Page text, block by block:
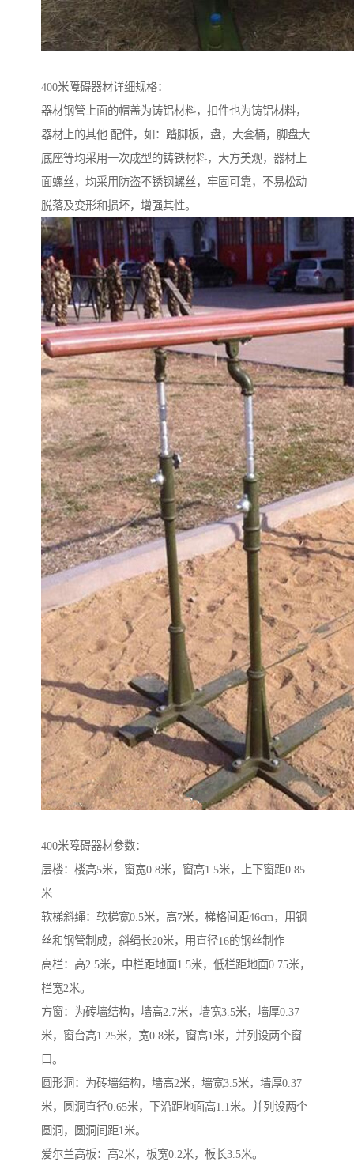
400米障碍器材详细规格：
器材钢管上面的帽盖为铸铝材料，扣件也为铸铝材料，
器材上的其他 配件，如：踏脚板，盘，大套桶，脚盘大
底座等均采用一次成型的铸铁材料，大方美观，器材上
面螺丝，均采用防盗不锈钢螺丝，牢固可靠，不易松动
脱落及变形和损坏，增强其性。
400米障碍器材参数：
层楼：楼高5米，窗宽0.8米，窗高1.5米，上下窗距0.85
米
软梯斜绳：软梯宽0.5米，高7米，梯格间距46cm，用钢
丝和钢管制成，斜绳长20米，用直径16的钢丝制作
高栏：高2.5米，中栏距地面1.5米，低栏距地面0.75米，
栏宽2米。
方窗：为砖墙结构，墙高2.7米，墙宽3.5米，墙厚0.37
米，窗台高1.25米，宽0.8米，窗高1米，并列设两个窗
口。
圆形洞：为砖墙结构，墙高2米，墙宽3.5米，墙厚0.37
米，圆洞直径0.65米，下沿距地面高1.1米。并列设两个
圆洞，圆洞间距1米。
爱尔兰高板：高2米，板宽0.2米，板长3.5米。